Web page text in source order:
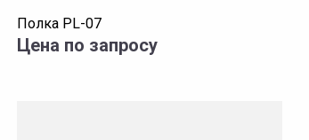
Полка PL-07
Цена по запросу